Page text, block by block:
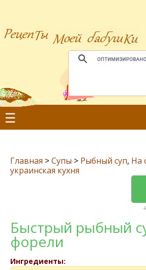
☰
Главная >Супы > Рыбный суп, На
украинская кухня
Быстрый рыбный
форели
Ингредиенты: